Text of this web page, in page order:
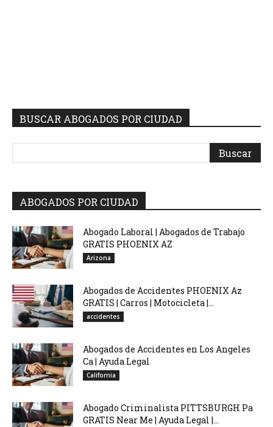
BUSCAR ABOGADOS POR CIUDAD
ABOGADOS POR CIUDAD
Abogado Laboral | Abogados de Trabajo
GRATIS PHOENIX AZ
Arizona
Abogados de Accidentes PHOENIX Az
GRATIS | Carros | Motocicleta |...
accidentes
Abogados de Accidentes en Los Angeles
Ca | Ayuda Legal
California
Abogado Criminalista PITTSBURGH Pa
GRATIS Near Me | Ayuda Legal |...